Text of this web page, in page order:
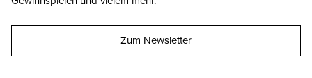
Zum Newsletter